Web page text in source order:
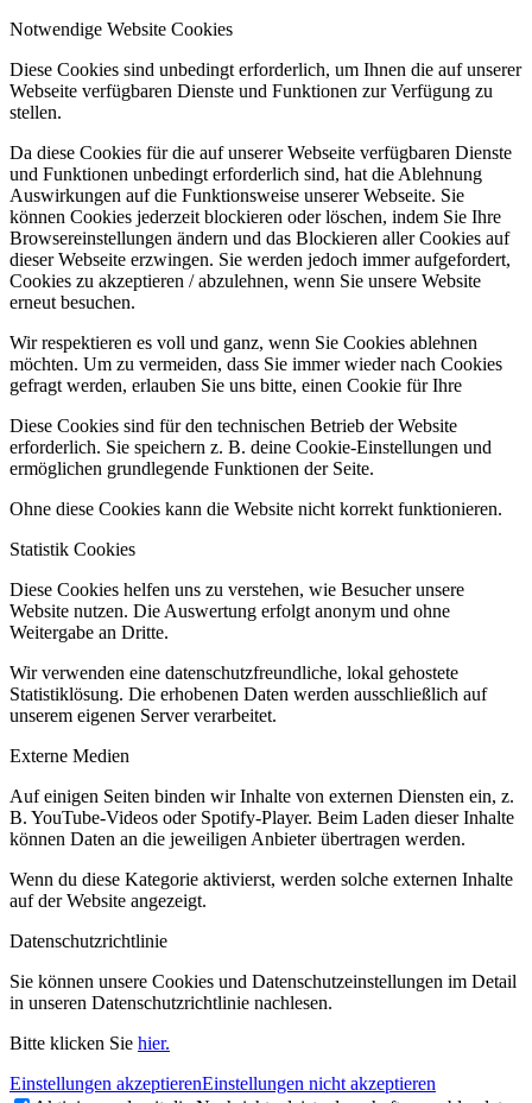
Notwendige Website Cookies
Diese Cookies sind unbedingt erforderlich, um Ihnen die auf unserer
Webseite verfügbaren Dienste und Funktionen zur Verfügung zu
stellen.
Da diese Cookies für die auf unserer Webseite verfügbaren Dienste
und Funktionen unbedingt erforderlich sind, hat die Ablehnung
Auswirkungen auf die Funktionsweise unserer Webseite. Sie
können Cookies jederzeit blockieren oder löschen, indem Sie Ihre
Browsereinstellungen ändern und das Blockieren aller Cookies auf
dieser Webseite erzwingen. Sie werden jedoch immer aufgefordert,
Cookies zu akzeptieren / abzulehnen, wenn Sie unsere Website
erneut besuchen.
Wir respektieren es voll und ganz, wenn Sie Cookies ablehnen
möchten. Um zu vermeiden, dass Sie immer wieder nach Cookies
gefragt werden, erlauben Sie uns bitte, einen Cookie für Ihre
Diese Cookies sind für den technischen Betrieb der Website
erforderlich. Sie speichern z. B. deine Cookie-Einstellungen und
ermöglichen grundlegende Funktionen der Seite.
Ohne diese Cookies kann die Website nicht korrekt funktionieren.
Statistik Cookies
Diese Cookies helfen uns zu verstehen, wie Besucher unsere
Website nutzen. Die Auswertung erfolgt anonym und ohne
Weitergabe an Dritte.
Wir verwenden eine datenschutzfreundliche, lokal gehostete
Statistiklösung. Die erhobenen Daten werden ausschließlich auf
unserem eigenen Server verarbeitet.
Externe Medien
Auf einigen Seiten binden wir Inhalte von externen Diensten ein, z.
B. YouTube-Videos oder Spotify-Player. Beim Laden dieser Inhalte
können Daten an die jeweiligen Anbieter übertragen werden.
Wenn du diese Kategorie aktivierst, werden solche externen Inhalte
auf der Website angezeigt.
Datenschutzrichtlinie
Sie können unsere Cookies und Datenschutzeinstellungen im Detail
in unseren Datenschutzrichtlinie nachlesen.
Bitte klicken Sie hier.
Einstellungen akzeptierenEinstellungen nicht akzeptieren